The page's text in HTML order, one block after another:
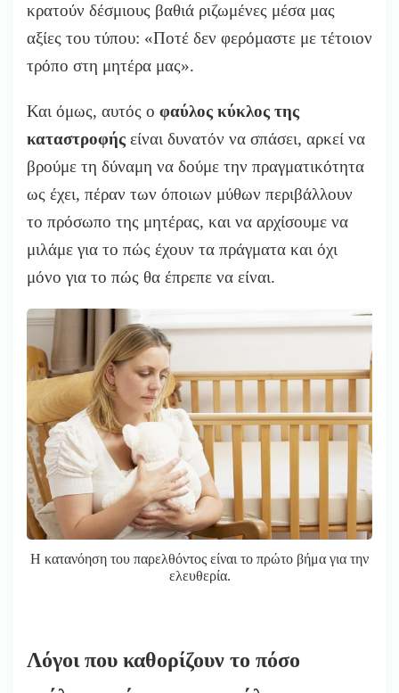
κρατούν δέσμιους βαθιά ριζωμένες μέσα μας
αξίες του τύπου: «Ποτέ δεν φερόμαστε με τέτοιον
τρόπο στη μητέρα μας».
Και όμως, αυτός ο φαύλος κύκλος της
καταστροφής είναι δυνατόν να σπάσει, αρκεί να
βρούμε τη δύναμη να δούμε την πραγματικότητα
ως έχει, πέραν των όποιων μύθων περιβάλλουν
το πρόσωπο της μητέρας, και να αρχίσουμε να
μιλάμε για το πώς έχουν τα πράγματα και όχι
μόνο για το πώς θα έπρεπε να είναι.
Η κατανόηση του παρελθόντος είναι το πρώτο βήμα για την
ελευθερία.
Λόγοι που καθορίζουν το πόσο